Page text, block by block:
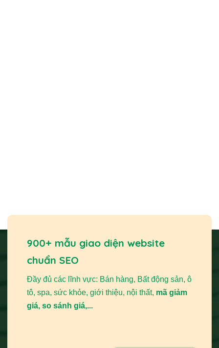
900+ mẫu giao diện website
chuẩn SEO
Đầy đủ các lĩnh vực: Bán hàng, Bất động sản, ô
tô, spa, sức khỏe, giới thiệu, nội thất, mã giảm
giá, so sánh giá,...